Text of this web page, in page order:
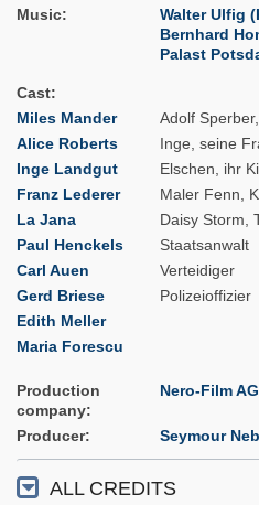
Music
Walter Ulfig
Bernhard
Palast
Cast
Miles Mander
Adolf
Alice Roberts
Inge, seine
Inge Landgut
Elschen, ihr
Franz Lederer
Maler Fenn,
La Jana
Daisy Storm,
Paul Henckels
Staatsanwalt
Carl Auen
Verteidiger
Gerd Briese
Polizeioffizier
Edith Meller
Maria Forescu
Production
company
Nero-Film
Producer Seymour
ALL CREDITS